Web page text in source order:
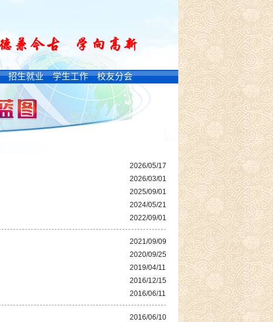
招生就业 学生工作 校友分会
2026/05/17
2026/03/01
2025/09/01
2024/05/21
2022/09/01
2021/09/09
2020/09/25
2019/04/11
2016/12/15
2016/06/11
2016/06/10